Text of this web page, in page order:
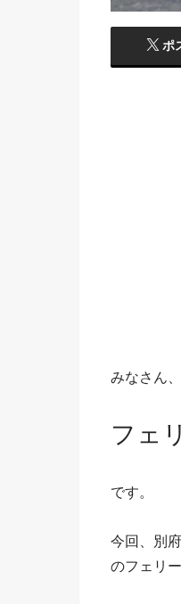
ポ
みなさん
フェ
です。
今回、別
のフェリー